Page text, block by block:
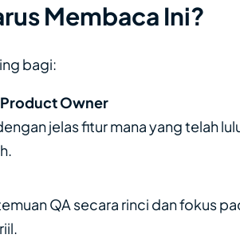
Membaca Ini?
bagi:
Owner
jelas fitur mana yang telah
QA secara rinci dan fokus